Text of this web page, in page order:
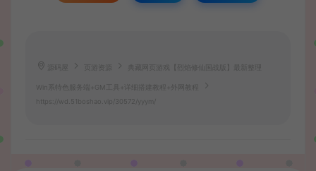
页游资源 典藏网页游戏【烈焰修仙国战版】最新整理
Win系特色服务端+GM工具+详细搭建教程+外网教程
https://wd.51boshao.vip/30572/yyym/